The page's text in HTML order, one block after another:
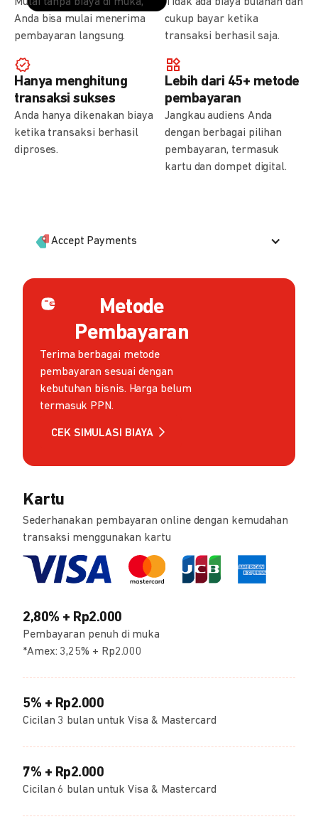
Anda bisa mulai menerima
pembayaran langsung.
cukup bayar ketika
transaksi berhasil saja.
Hanya menghitung
transaksi sukses
Anda hanya dikenakan biaya
ketika transaksi berhasil
diproses.
Lebih dari 45+ metode
pembayaran
Jangkau audiens Anda
dengan berbagai pilihan
pembayaran, termasuk
kartu dan dompet digital.
Accept Payments
Metode
Pembayaran
Terima berbagai metode
pembayaran sesuai dengan
kebutuhan bisnis. Harga belum
termasuk PPN.
CEK SIMULASI BIAYA
Kartu
Sederhanakan pembayaran online dengan kemudahan
transaksi menggunakan kartu
2,80% + Rp2.000
Pembayaran penuh di muka
*Amex: 3,25% + Rp2.000
5% + Rp2.000
Cicilan 3 bulan untuk Visa & Mastercard
7% + Rp2.000
Cicilan 6 bulan untuk Visa & Mastercard